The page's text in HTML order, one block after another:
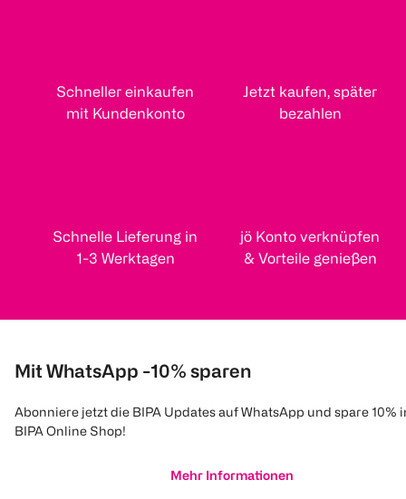
Schneller einkaufen
mit Kundenkonto
Jetzt kaufen, später
bezahlen
Schnelle Lieferung in
1-3 Werktagen
jö Konto verknüpfen
& Vorteile genießen
Mit WhatsApp -10% sparen
Abonniere jetzt die BIPA Updates auf WhatsApp und spare 10%
BIPA Online Shop!
Mehr Informationen